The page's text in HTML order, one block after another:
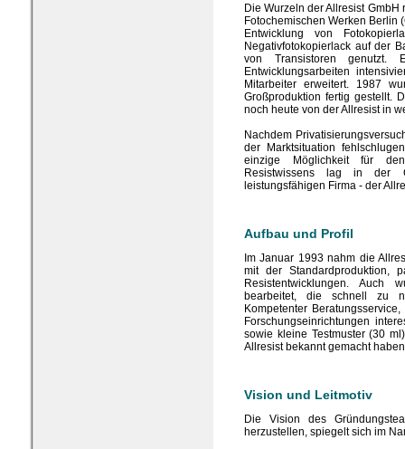
Die Wurzeln der Allresist
Fotochemischen Werken Berlin
Entwicklung von
Negativfotokopierlack auf der
von Transistoren
Entwicklungsarbeiten
Mitarbeiter erweitert. 1987
Großproduktion fertig gestellt.
noch heute von der Allresist in
Nachdem
der Marktsituation
einzige Möglichkeit für
Resistwissens lag in der
leistungsfähigen Firma - der
Aufbau und Profil
Im Januar 1993 nahm die
mit der Standardproduktion,
Resistentwicklungen. Auch
bearbeitet, die schnell zu
Kompetenter
Forschungseinrichtungen
sowie kleine Testmuster (30
Allresist bekannt gemacht
Vision und Leitmotiv
Die Vision des
herzustellen, spiegelt sich im